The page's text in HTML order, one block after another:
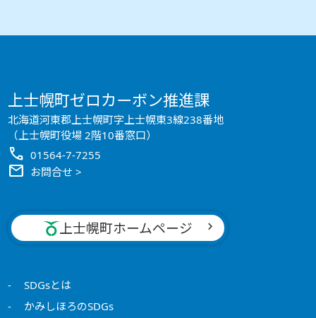
上士幌町ゼロカーボン推進課
北海道河東郡上士幌町字上士幌東3線238番地
（上士幌町役場 2階10番窓口）
call 01564-7-7255
mail お問合せ >
上士幌町ホームページ
SDGsとは
かみしほろのSDGs